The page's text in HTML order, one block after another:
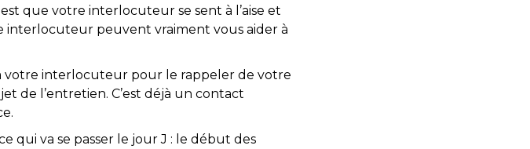
que votre interlocuteur se sent à l’aise et
interlocuteur peuvent vraiment vous aider à
votre interlocuteur pour le rappeler de votre
de l’entretien. C’est déjà un contact
qui va se passer le jour J : le début des